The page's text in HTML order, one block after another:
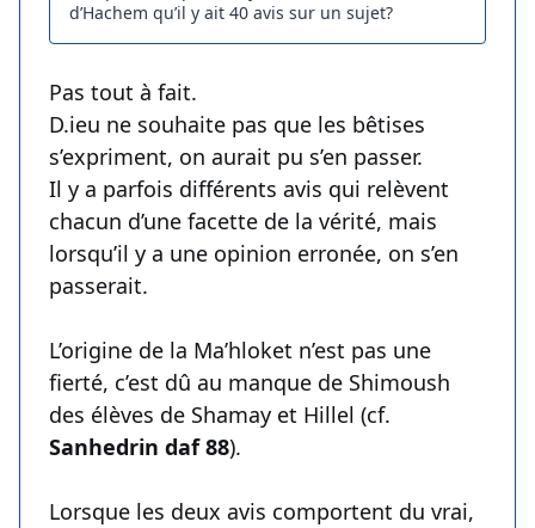
d’Hachem qu’il y ait 40 avis sur un sujet?
Pas tout à fait.
D.ieu ne souhaite pas que les bêtises
s’expriment, on aurait pu s’en passer.
Il y a parfois différents avis qui relèvent
chacun d’une facette de la vérité, mais
lorsqu’il y a une opinion erronée, on s’en
passerait.
L’origine de la Ma’hloket n’est pas une
fierté, c’est dû au manque de Shimoush
des élèves de Shamay et Hillel (cf.
Sanhedrin daf 88).
Lorsque les deux avis comportent du vrai,